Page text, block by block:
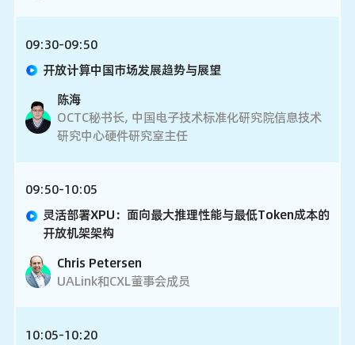
09:30-09:50
开放计算中国市场发展趋势与展望
陈海
OCTC秘书长, 中国电子技术标准化研究院信息技术
研究中心硬件研究室主任
09:50-10:05
灵活部署XPU：面向最大推理性能与最低Token成本的
开放机架架构
Chris Petersen
UALink和CXL董事会成员
10:05-10:20